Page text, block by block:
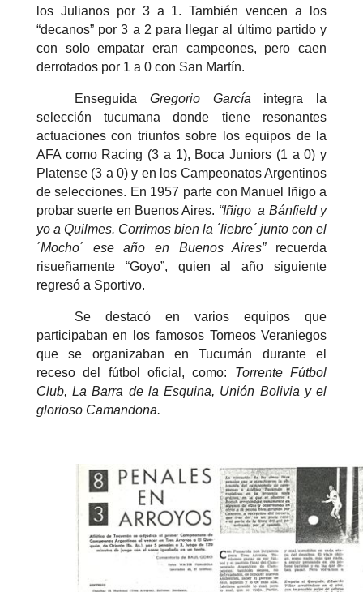
los Julianos por 3 a 1. También vencen a los
“decanos” por 3 a 2 para llegar al último partido y
con solo empatar eran campeones, pero caen
derrotados por 1 a 0 con San Martín.
Enseguida Gregorio García integra la
selección tucumana donde tiene resonantes
actuaciones con triunfos sobre los equipos de la
AFA como Racing (3 a 1), Boca Juniors (1 a 0) y
Platense (3 a 0) y en los Campeonatos Argentinos
de selecciones. En 1957 parte con Manuel Iñigo a
probar suerte en Buenos Aires. “Iñigo a Bánfield y
yo a Quilmes. Corrimos bien la ´liebre´ junto con el
´Mocho´ ese año en Buenos Aires”recuerda
risueñamente “Goyo”, quien al año siguiente
regresó a Sportivo.
Se destacó en varios equipos que
participaban en los famosos Torneos Veraniegos
que se organizaban en Tucumán durante el
receso del fútbol oficial, como: Torrente Fútbol
Club, La Barra de la Esquina, Unión Bolivia y el
glorioso Camandona.